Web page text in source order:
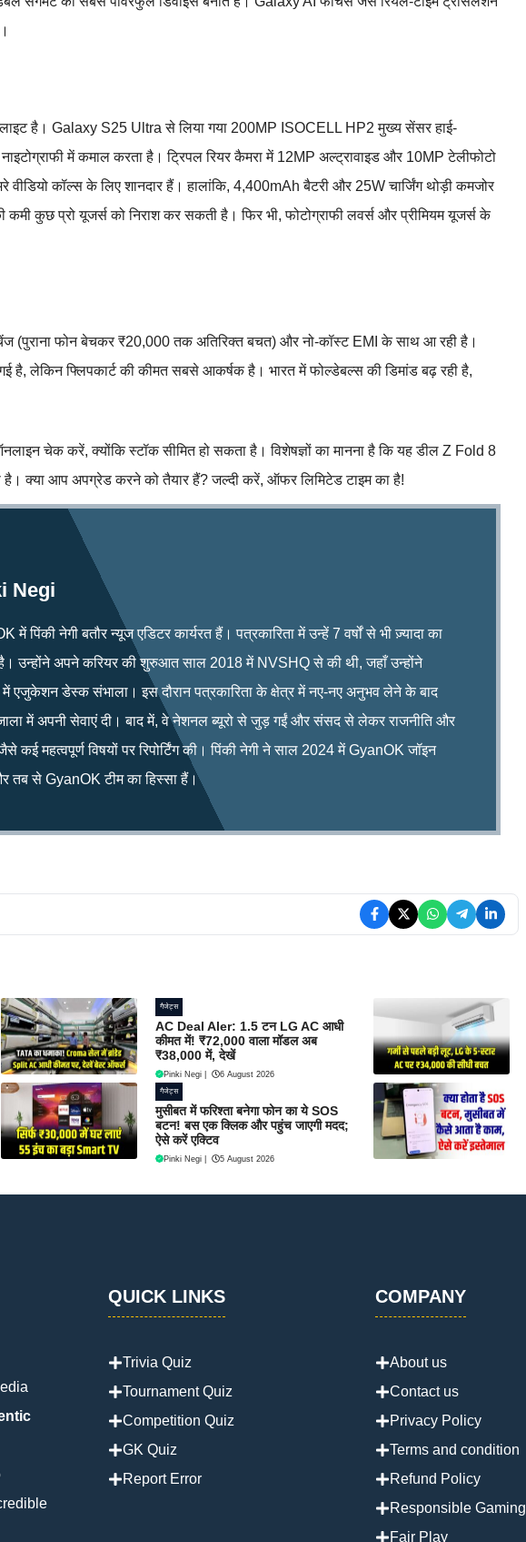
है। Galaxy S25 Ultra से लिया गया 200MP ISOCELL HP2 मुख्य सेंसर हाई-
में कमाल करता है। ट्रिपल रियर कैमरा में 12MP अल्ट्रावाइड और 10MP टेलीफोटो
कॉल्स के लिए शानदार हैं। हालांकि, 4,400mAh बैटरी और 25W चार्जिंग थोड़ी कमजोर
कुछ प्रो यूजर्स को निराश कर सकती है। फिर भी, फोटोग्राफी लवर्स और प्रीमियम यूजर्स के
(पुराना फोन बेचकर ₹20,000 तक अतिरिक्त बचत) और नो-कॉस्ट EMI के साथ आ रही है।
है, लेकिन फ्लिपकार्ट की कीमत सबसे आकर्षक है। भारत में फोल्डेबल्स की डिमांड बढ़ रही है,
चेक करें, क्योंकि स्टॉक सीमित हो सकता है। विशेषज्ञों का मानना है कि यह डील Z Fold 8
क्या आप अपग्रेड करने को तैयार हैं? जल्दी करें, ऑफर लिमिटेड टाइम का है!
Negi
में पिंकी नेगी बतौर न्यूज एडिटर कार्यरत हैं। पत्रकारिता में उन्हें 7 वर्षों से भी ज़्यादा का
उन्होंने अपने करियर की शुरुआत साल 2018 में NVSHQ से की थी, जहाँ उन्होंने
एजुकेशन डेस्क संभाला। इस दौरान पत्रकारिता के क्षेत्र में नए-नए अनुभव लेने के बाद
में अपनी सेवाएं दी। बाद में, वे नेशनल ब्यूरो से जुड़ गईं और संसद से लेकर राजनीति और
कई महत्वपूर्ण विषयों पर रिपोर्टिंग की। पिंकी नेगी ने साल 2024 में GyanOK जॉइन
तब से GyanOK टीम का हिस्सा हैं।
गैजेट्स
AC Deal Aler: 1.5 टन LG AC आधी
कीमत में! ₹72,000 वाला मॉडल अब
₹38,000 में, देखें
Pinki Negi 6 August 2026
गैजेट्स
मुसीबत में फरिश्ता बनेगा फोन का ये SOS
बटन! बस एक क्लिक और पहुंच जाएगी मदद;
ऐसे करें एक्टिव
Pinki Negi 5 August 2026
QUICK LINKS
Trivia Quiz
Tournament Quiz
Competition Quiz
GK Quiz
Report Error
COMPANY
About us
Contact us
Privacy Policy
Terms and condition
Refund Policy
Responsible Gaming
Fair Play